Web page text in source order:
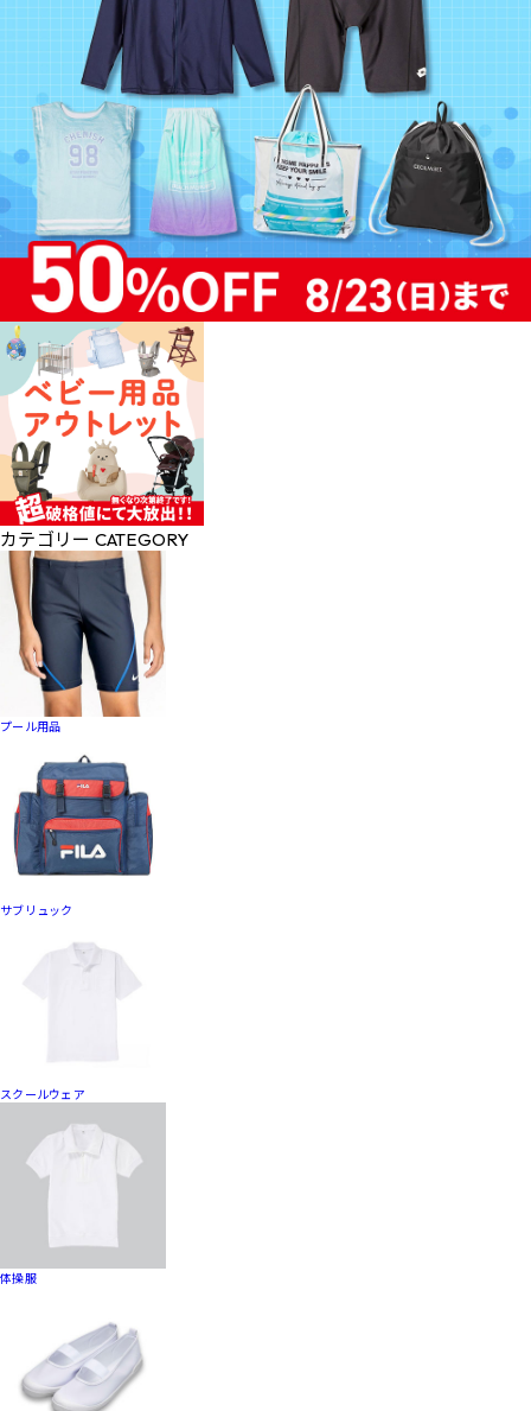
カテゴリー CATEGORY
プール用品
サブリュック
スクールウェア
体操服